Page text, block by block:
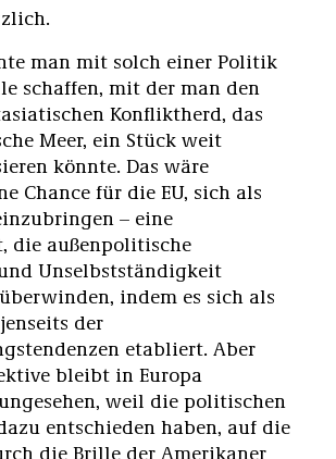
man mit solch einer Politik
schaffen, mit der man den
Konfliktherd, das
Meer, ein Stück weit
könnte. Das wäre
Chance für die EU, sich als
– eine
die außenpolitische
Unselbstständigkeit
indem es sich als
der
etabliert. Aber
bleibt in Europa
weil die politischen
entschieden haben, auf die
die Brille der Amerikaner